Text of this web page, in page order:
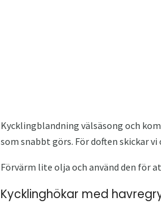
Kycklingblandning välsäsong och
som snabbt görs. För doften skickar
Förvärm lite olja och använd den för
Kycklinghökar med